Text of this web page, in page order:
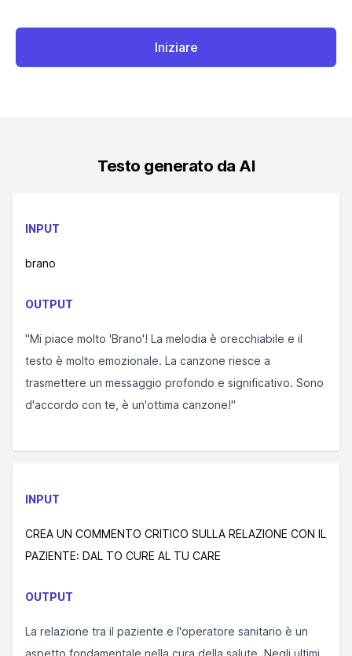
Iniziare
Testo generato da AI
INPUT
brano
OUTPUT
"Mi piace molto 'Brano'! La melodia è orecchiabile e il
testo è molto emozionale. La canzone riesce a
trasmettere un messaggio profondo e significativo. Sono
d'accordo con te, è un'ottima canzone!"
INPUT
CREA UN COMMENTO CRITICO SULLA RELAZIONE CON IL
PAZIENTE: DAL TO CURE AL TU CARE
OUTPUT
La relazione tra il paziente e l'operatore sanitario è un
aspetto fondamentale nella cura della salute. Negli ultimi